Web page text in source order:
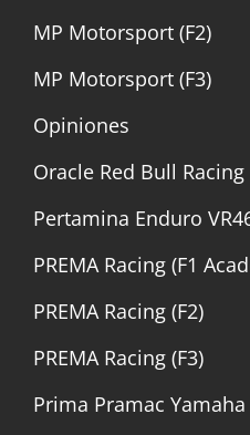
MP Motorsport (F2)
MP Motorsport (F3)
Opiniones
Oracle Red Bull Racing
Pertamina Enduro
PREMA Racing (F1
PREMA Racing (F2)
PREMA Racing (F3)
Prima Pramac